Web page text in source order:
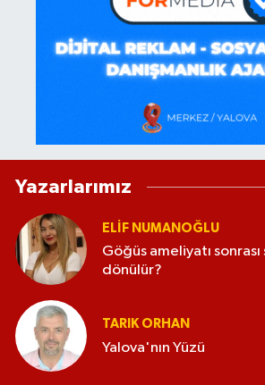
Yazarlarımız
ELİF NUMANOĞLU
Göğüs ameliyatı
dönülür?
TARIK ORHAN
Yalova'nın Yüzü